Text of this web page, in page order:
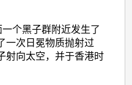
个黑子群附近发生了
一次日冕物质抛射过
射向太空，并于香港时